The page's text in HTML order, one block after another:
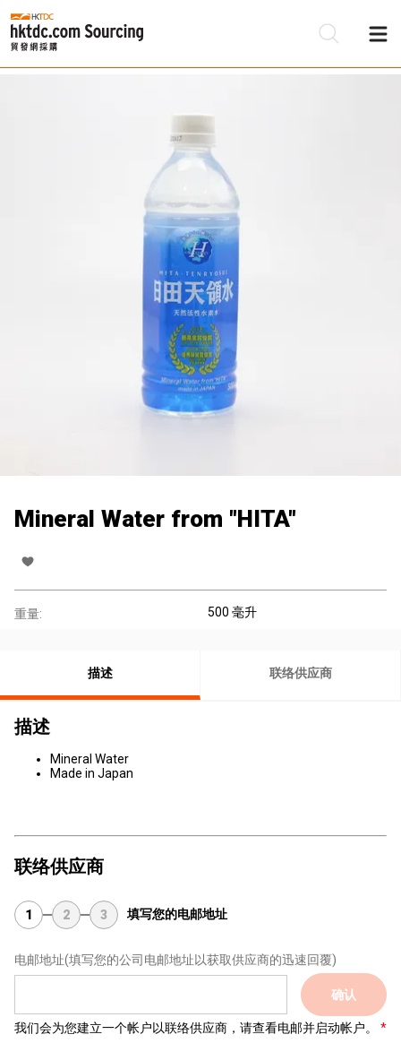
Mineral Water from "HITA"
重量: 500 毫升
描述 联络供应商
描述
Mineral Water
Made in Japan
联络供应商
1 2 3 填写您的电邮地址
电邮地址(填写您的公司电邮地址以获取供应商的迅速回覆)
确认
我们会为您建立一个帐户以联络供应商，请查看电邮并启动帐户。